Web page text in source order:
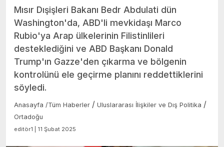
Mısır Dışişleri Bakanı Bedr Abdulati dün
Washington'da, ABD'li mevkidaşı Marco
Rubio'ya Arap ülkelerinin Filistinlileri
desteklediğini ve ABD Başkanı Donald
Trump'ın Gazze'den çıkarma ve bölgenin
kontrolünü ele geçirme planını reddettiklerini
söyledi.
Anasayfa /Tüm Haberler / Uluslararası İlişkiler ve Dış Politika /
Ortadoğu
editör1 | 11 Şubat 2025